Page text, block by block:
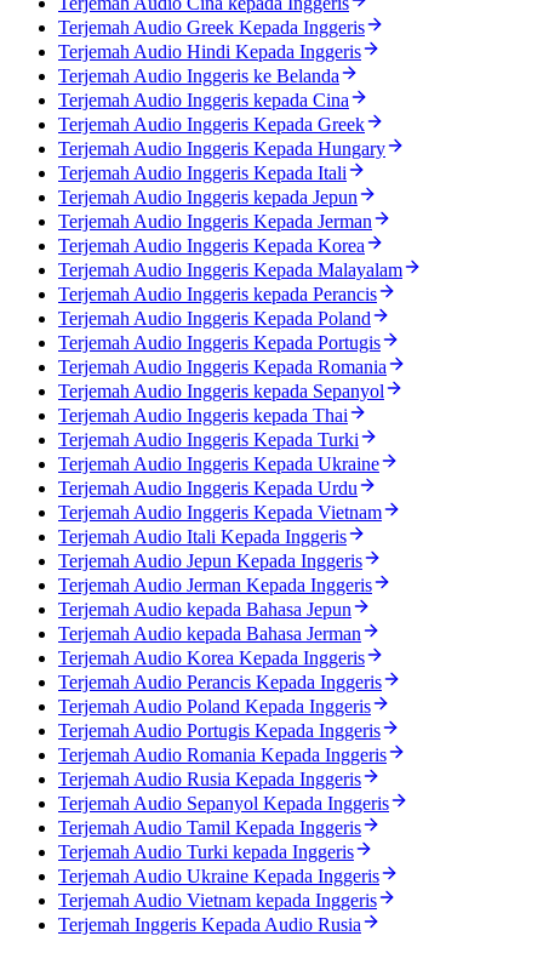
Terjemah Audio Greek Kepada Inggeris
Terjemah Audio Hindi Kepada Inggeris
Terjemah Audio Inggeris ke Belanda
Terjemah Audio Inggeris kepada Cina
Terjemah Audio Inggeris Kepada Greek
Terjemah Audio Inggeris Kepada Hungary
Terjemah Audio Inggeris Kepada Itali
Terjemah Audio Inggeris kepada Jepun
Terjemah Audio Inggeris Kepada Jerman
Terjemah Audio Inggeris Kepada Korea
Terjemah Audio Inggeris Kepada Malayalam
Terjemah Audio Inggeris kepada Perancis
Terjemah Audio Inggeris Kepada Poland
Terjemah Audio Inggeris Kepada Portugis
Terjemah Audio Inggeris Kepada Romania
Terjemah Audio Inggeris kepada Sepanyol
Terjemah Audio Inggeris kepada Thai
Terjemah Audio Inggeris Kepada Turki
Terjemah Audio Inggeris Kepada Ukraine
Terjemah Audio Inggeris Kepada Urdu
Terjemah Audio Inggeris Kepada Vietnam
Terjemah Audio Itali Kepada Inggeris
Terjemah Audio Jepun Kepada Inggeris
Terjemah Audio Jerman Kepada Inggeris
Terjemah Audio kepada Bahasa Jepun
Terjemah Audio kepada Bahasa Jerman
Terjemah Audio Korea Kepada Inggeris
Terjemah Audio Perancis Kepada Inggeris
Terjemah Audio Poland Kepada Inggeris
Terjemah Audio Portugis Kepada Inggeris
Terjemah Audio Romania Kepada Inggeris
Terjemah Audio Rusia Kepada Inggeris
Terjemah Audio Sepanyol Kepada Inggeris
Terjemah Audio Tamil Kepada Inggeris
Terjemah Audio Turki kepada Inggeris
Terjemah Audio Ukraine Kepada Inggeris
Terjemah Audio Vietnam kepada Inggeris
Terjemah Inggeris Kepada Audio Rusia